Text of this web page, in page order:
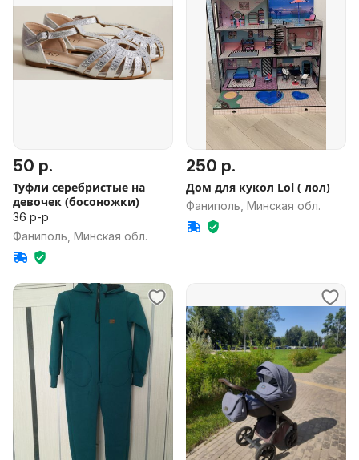
50 р.
Туфли серебристые на
девочек (босоножки)
36 р-р
Фаниполь, Минская обл.
250 р.
Дом для кукол Lol ( лол)
Фаниполь, Минская обл.